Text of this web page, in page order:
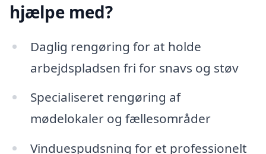
hjælpe med?
Daglig rengøring for at holde
arbejdspladsen fri for snavs og støv
Specialiseret rengøring af
mødelokaler og fællesområder
Vinduespudsning for et professionelt